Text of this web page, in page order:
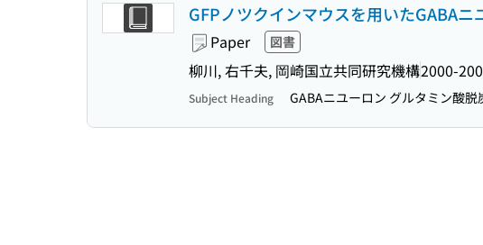
GFPノツクインマウスを用いたGABA
Paper 図書
柳川, 右千夫, 岡崎国立共同研究機構2000-
Subject Heading GABAニユーロン グルタミン酸